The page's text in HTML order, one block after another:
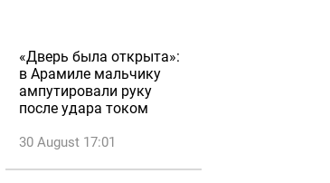
«Дверь была открыта»:
в Арамиле мальчику
ампутировали руку
после удара током
30 August 17:01